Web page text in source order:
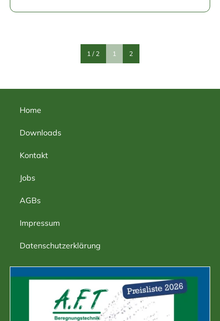
1 / 2 1 2
Home
Downloads
Kontakt
Jobs
AGBs
Impressum
Datenschutzerklärung